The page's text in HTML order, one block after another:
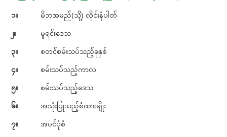
၁။ မိဘအမည်(သို့) လိုင်းနံပါတ်
၂။ မူရင်းဒေသ
၃။ စတင်စမ်းသပ်သည့်ခုနှစ်
၄။ စမ်းသပ်သည့်ကာလ
၅။ စမ်းသပ်သည့်ဒေသ
၆။ အသုံးပြုသည့်စံထားမျိုး
၇။ အပင်ပုံစံ